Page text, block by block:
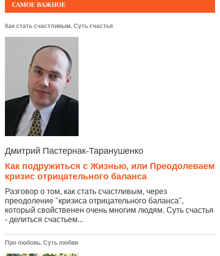
САМОЕ ВАЖНОЕ
Как стать счастливым. Суть счастья
Дмитрий Пастернак-Таранушенко
Как подружиться с Жизнью, или Преодолеваем
кризис отрицательного баланса
Разговор о том, как стать счастливым, через
преодоление "кризиса отрицательного баланса",
который свойственен очень многим людям. Суть счастья
- делиться счастьем...
Про любовь. Суть любви